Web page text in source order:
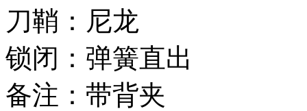
刀鞘：尼龙
锁闭：弹簧直出
备注：带背夹